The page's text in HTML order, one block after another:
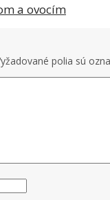
a ovocím
polia sú